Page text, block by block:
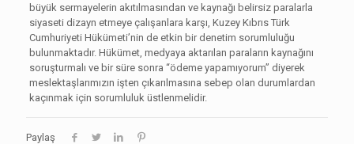
büyük sermayelerin akıtılmasından ve kaynağı belirsiz paralarla
siyaseti dizayn etmeye çalışanlara karşı, Kuzey Kıbrıs Türk
Cumhuriyeti Hükümeti’nin de etkin bir denetim sorumluluğu
bulunmaktadır. Hükümet, medyaya aktarılan paraların kaynağını
soruşturmalı ve bir süre sonra “ödeme yapamıyorum” diyerek
meslektaşlarımızın işten çıkarılmasına sebep olan durumlardan
kaçınmak için sorumluluk üstlenmelidir.
Paylaş